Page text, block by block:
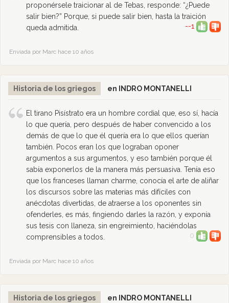
proponérsele traicionar al de Tebas, responde: “¿Puede
salir bien?” Porque, si puede salir bien, hasta la traición
queda admitida.
--1
Enviada por Marc hace 10 años
Historia de los griegos en INDRO MONTANELLI
El tirano Pisístrato era un hombre cordial que, eso sí, hacía
lo que quería, pero después de haber convencido a los
demás de que lo que él quería era lo que ellos querían
también. Pocos eran los que lograban oponer
argumentos a sus argumentos, y eso también porque él
sabía exponerlos de la manera más persuasiva. Tenía eso
que los franceses llaman charme, conocía el arte de aliñar
los discursos sobre las materias más difíciles con
anécdotas divertidas, de atraerse a los oponentes sin
ofenderles, es más, fingiendo darles la razón, y exponía
sus tesis con llaneza, sin engreimiento, haciéndolas
comprensibles a todos.
0
Enviada por Marc hace 10 años
Historia de los griegos en INDRO MONTANELLI